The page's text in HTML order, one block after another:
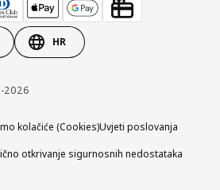
HR
2026
kolačiće (Cookies)Uvjeti poslovanja
otkrivanje sigurnosnih nedostataka